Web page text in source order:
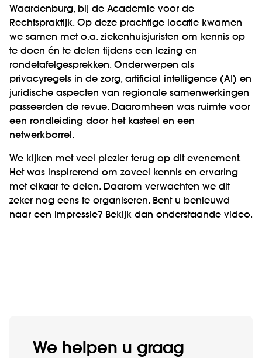
Waardenburg, bij de Academie voor de
Rechtspraktijk. Op deze prachtige locatie kwamen
we samen met o.a. ziekenhuisjuristen om kennis op
te doen én te delen tijdens een lezing en
rondetafelgesprekken. Onderwerpen als
privacyregels in de zorg, artificial intelligence (AI) en
juridische aspecten van regionale samenwerkingen
passeerden de revue. Daaromheen was ruimte voor
een rondleiding door het kasteel en een
netwerkborrel.
We kijken met veel plezier terug op dit evenement.
Het was inspirerend om zoveel kennis en ervaring
met elkaar te delen. Daarom verwachten we dit
zeker nog eens te organiseren. Bent u benieuwd
naar een impressie? Bekijk dan onderstaande video.
We helpen u graag